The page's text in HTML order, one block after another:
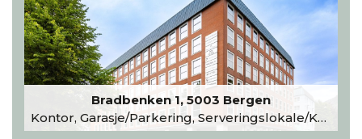
Bradbenken 1, 5003 Bergen
Kontor, Garasje/Parkering, Serveringslokale/Kantine, Undervisning/Arrangement